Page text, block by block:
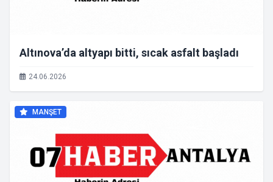
Altınova’da altyapı bitti, sıcak asfalt başladı
24.06.2026
MANŞET